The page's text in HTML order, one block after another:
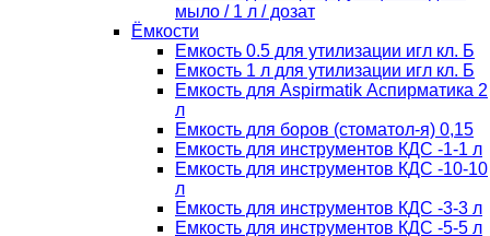
мыло / 1 л / дозат
Ёмкости
Емкость 0.5 для утилизации игл кл. Б
Емкость 1 л для утилизации игл кл. Б
Емкость для Aspirmatik Аспирматика 2
л
Емкость для боров (стоматол-я) 0,15
Емкость для инструментов КДС -1-1 л
Емкость для инструментов КДС -10-10
л
Емкость для инструментов КДС -3-3 л
Емкость для инструментов КДС -5-5 л